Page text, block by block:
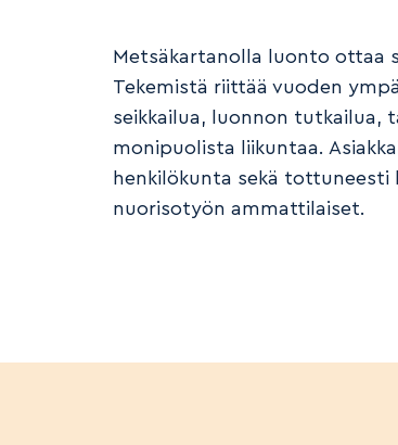
Metsäkartanolla luonto ottaa
Tekemistä riittää vuoden
seikkailua, luonnon tutkailua,
monipuolista liikuntaa.
henkilökunta sekä
nuorisotyön ammattilaiset.